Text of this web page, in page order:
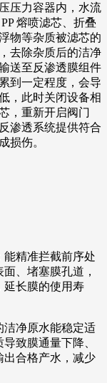
压力容器内，水流
熔喷滤芯、折叠
物等杂质被滤芯的
去除杂质后的洁净
送至反渗透膜组件
到一定程度，会导
，此时关闭设备相
，重新开启阀门
渗透系统提供符合
损伤。
精准拦截前序处
、堵塞膜孔道，
延长膜的使用寿
洁净原水能稳定适
致膜通量下降、
出合格产水，减少